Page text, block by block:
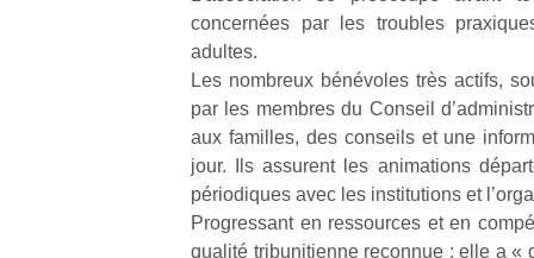
concernées par les troubles
adultes.
Les nombreux bénévoles très actifs,
par les membres du Conseil
aux familles, des conseils et une
jour. Ils assurent les animations
périodiques avec les institutions et
Progressant en ressources et en
qualité tribunitienne reconnue : elle a «
physique